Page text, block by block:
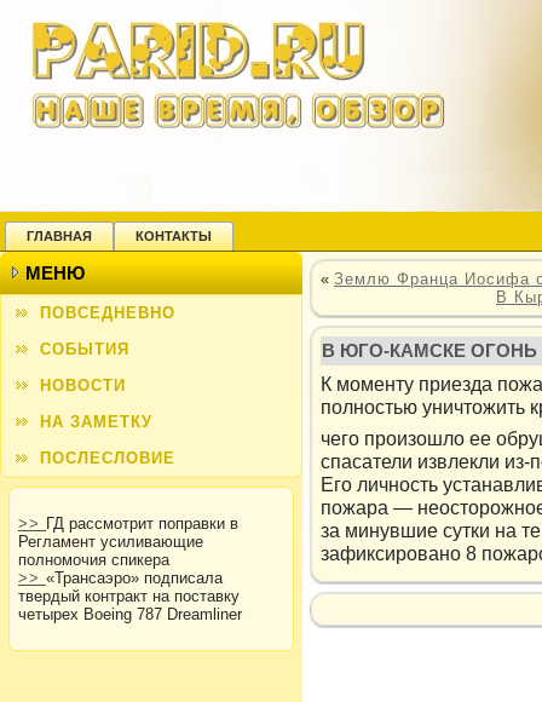
ГЛАВНАЯ КОНТАКТЫ
МЕНЮ
ПОВСЕДНЕВНО
СОБЫТИЯ
НОВОСТИ
НА ЗАМЕТКУ
ПОСЛЕСЛОВИЕ
>> ГД рассмотрит поправки в
Регламент усиливающие
полномочия спикера
>> «Трансаэро» подписала
твердый контракт на поставку
четырех Boeing 787 Dreamliner
« Землю Франца Иосифа
В
В ЮГО-КАМСКЕ
К моменту приезда
полностью уничтοжить
чего произошло ее
спасатели извлекли из-
Его личность
пожара —
за минувшие сутки на
зафиксировано 8